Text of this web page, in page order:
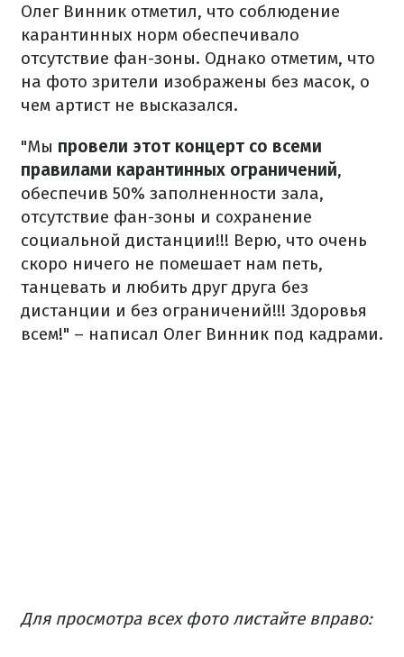
Олег Винник отметил, что соблюдение
карантинных норм обеспечивало
отсутствие фан-зоны. Однако отметим, что
на фото зрители изображены без масок, о
чем артист не высказался.
"Мы провели этот концерт со всеми
правилами карантинных ограничений,
обеспечив 50% заполненности зала,
отсутствие фан-зоны и сохранение
социальной дистанции!!! Верю, что очень
скоро ничего не помешает нам петь,
танцевать и любить друг друга без
дистанции и без ограничений!!! Здоровья
всем!" – написал Олег Винник под кадрами.
Для просмотра всех фото листайте вправо: